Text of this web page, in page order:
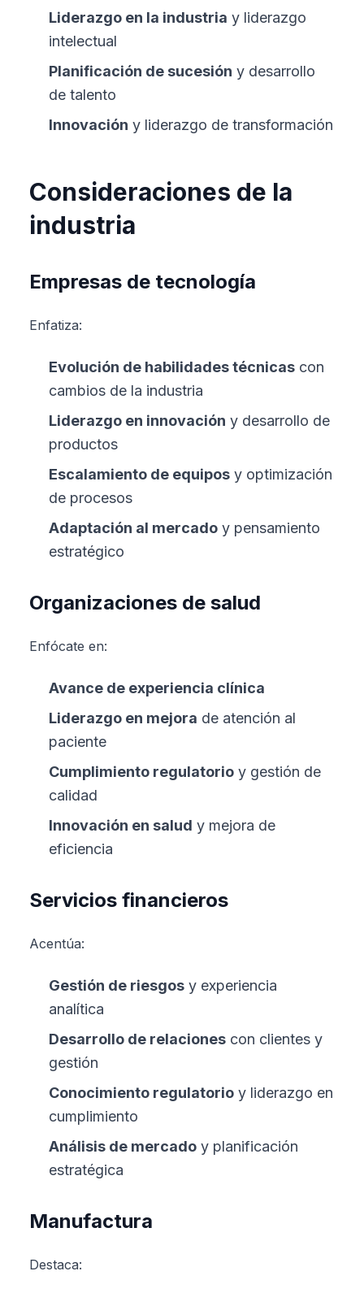
Liderazgo en la industria y liderazgo
intelectual
Planificación de sucesión y desarrollo
de talento
Innovación y liderazgo de transformación
Consideraciones de la
industria
Empresas de tecnología
Enfatiza:
Evolución de habilidades técnicas con
cambios de la industria
Liderazgo en innovación y desarrollo de
productos
Escalamiento de equipos y optimización
de procesos
Adaptación al mercado y pensamiento
estratégico
Organizaciones de salud
Enfócate en:
Avance de experiencia clínica
Liderazgo en mejora de atención al
paciente
Cumplimiento regulatorio y gestión de
calidad
Innovación en salud y mejora de
eficiencia
Servicios financieros
Acentúa:
Gestión de riesgos y experiencia
analítica
Desarrollo de relaciones con clientes y
gestión
Conocimiento regulatorio y liderazgo en
cumplimiento
Análisis de mercado y planificación
estratégica
Manufactura
Destaca: